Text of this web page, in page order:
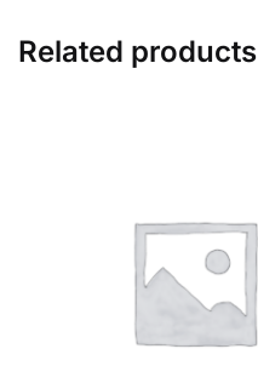
Related products